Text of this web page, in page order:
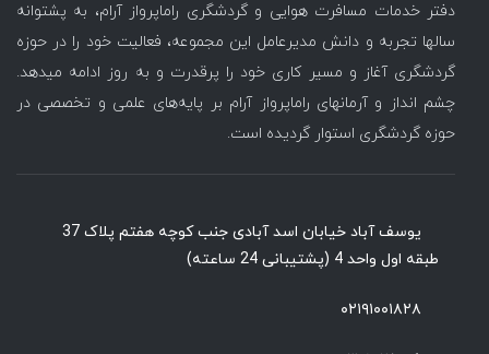
دفتر خدمات مسافرت هوایی و گردشگری راماپرواز آرام، به پشتوانه
سالها تجربه و دانش مدیرعامل این مجموعه، فعالیت خود را در حوزه
گردشگری آغاز و مسیر کاری خود را پرقدرت و به روز ادامه میدهد.
چشم انداز و آرمانهای راماپرواز آرام بر پایه‌های علمی و تخصصی در
حوزه گردشگری استوار گردیده است.
یوسف آباد خیابان اسد آبادی جنب کوچه هفتم پلاک 37
طبقه اول واحد 4 (پشتیبانی 24 ساعته)
۰۲۱۹۱۰۰۱۸۲۸